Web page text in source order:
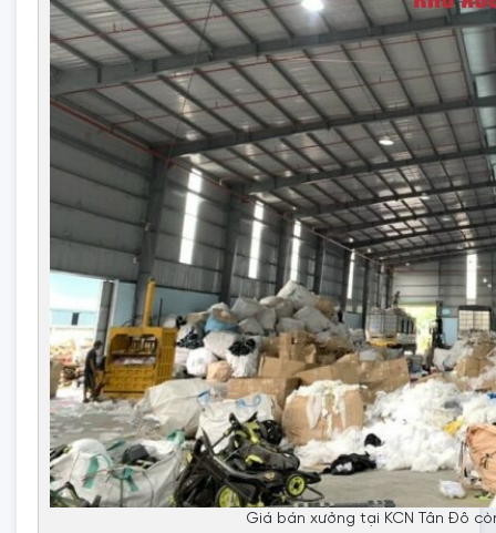
Giá bán xưởng tại KCN Tân Đô